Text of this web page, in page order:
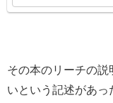
その本のリーチの
いという記述があっ